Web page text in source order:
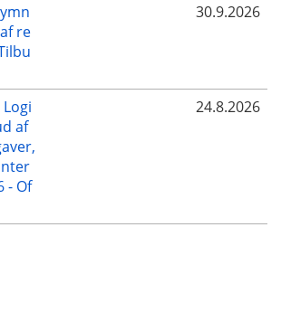
re
30.9.2026
af
- Of
24.8.2026